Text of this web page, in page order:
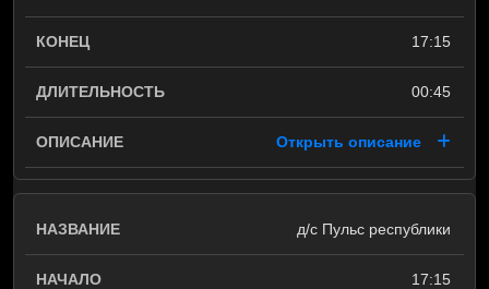
17:15
00:45
Открыть описание
д/с Пульс республики
17:15